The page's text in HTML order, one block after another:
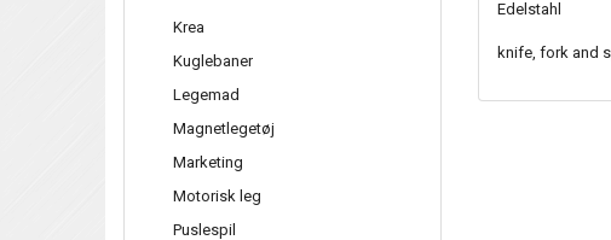
Krea
Kuglebaner
Legemad
Magnetlegetøj
Marketing
Motorisk leg
Puslespil
Edelstahl
knife, fork and